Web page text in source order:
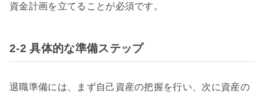
資金計画を立てることが必須です。
2-2 具体的な準備ステップ
退職準備には、まず自己資産の把握を行い、次に資産の